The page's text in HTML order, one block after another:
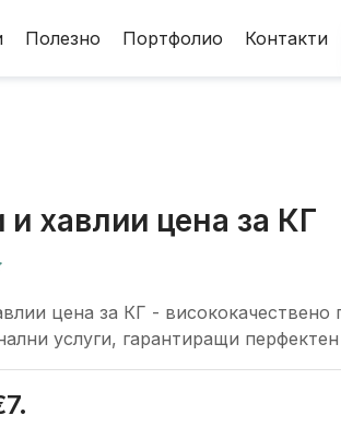
Полезно Портфолио Контакти
хавлии цена за КГ
цена за КГ - висококачествено
услуги, гарантиращи
7.